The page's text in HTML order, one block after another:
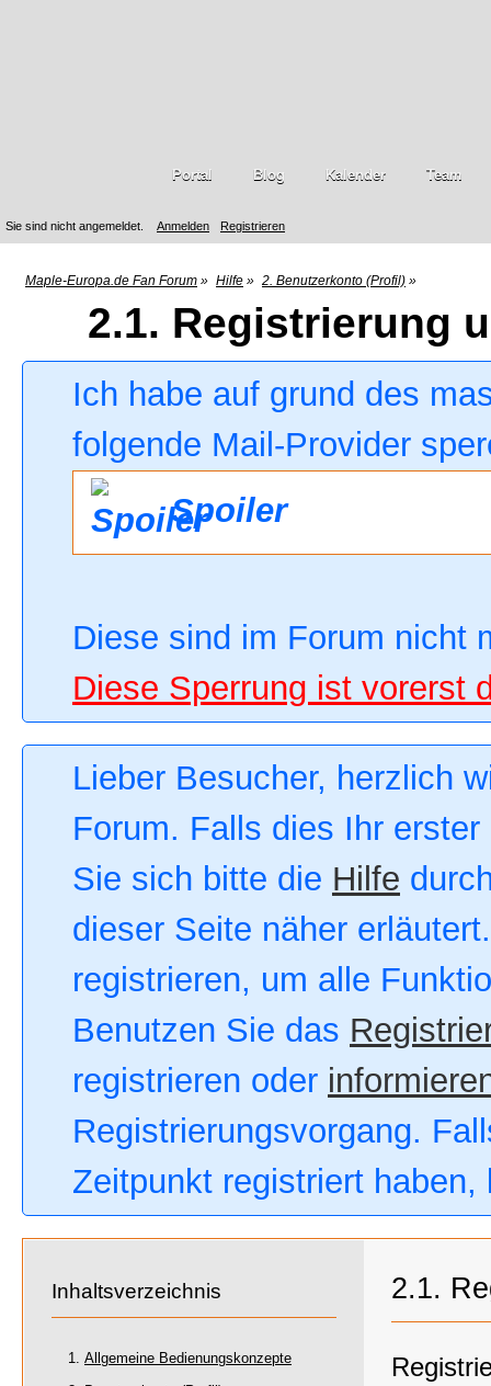
Sie sind nicht angemeldet. Anmelden Registrieren
Portal Blog Kalender Team
Maple-Europa.de Fan Forum » Hilfe » 2. Benutzerkonto (Profil) »
2.1. Registrierung
Ich habe auf grund des
folgende Mail-Provider
Spoiler
Diese sind im Forum nicht
Diese Sperrung ist vorerst
Lieber Besucher, herzlich
Forum. Falls dies Ihr
Sie sich bitte die Hilfe
dieser Seite näher
registrieren, um alle
Benutzen Sie das
registrieren oder
Registrierungsvorgang.
Zeitpunkt registriert
Inhaltsverzeichnis
Allgemeine Bedienungskonzepte
2.1.